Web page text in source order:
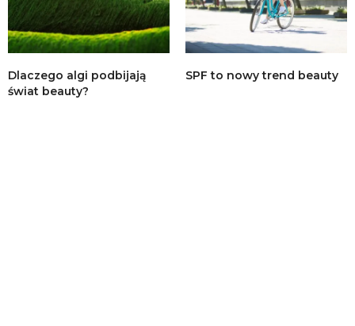
Dlaczego algi podbijają
świat beauty?
SPF to nowy trend beauty